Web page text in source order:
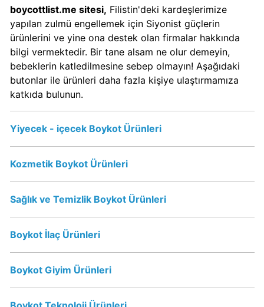
Boykot
mu?
Lay's
Kimin
Sahibi
Kim?
Nestle
Boykot
Kimin
Sahibi
Kim?
Nesquik
boykot
mu?
Nesquik
boycottlist.me sitesi, Filistin'deki kardeşlerimize
yapılan zulmü engellemek için Siyonist güçlerin
ürünlerini ve yine ona destek olan firmalar hakkında
bilgi vermektedir. Bir tane alsam ne olur demeyin,
bebeklerin katledilmesine sebep olmayın! Aşağıdaki
butonlar ile ürünleri daha fazla kişiye ulaştırmamıza
katkıda bulunun.
Yiyecek - içecek Boykot Ürünleri
Kozmetik Boykot Ürünleri
Sağlık ve Temizlik Boykot Ürünleri
Boykot İlaç Ürünleri
Boykot Giyim Ürünleri